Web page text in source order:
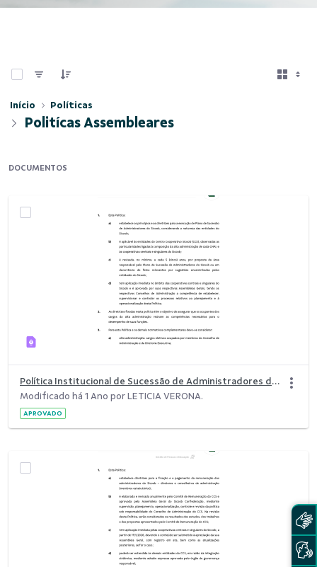
Início Políticas
Politícas Assembleares
DOCUMENTOS
Política Institucional de Sucessão de Administradores do Sicoob.pdf
Modificado há 1 Ano por LETICIA VERONA.
APROVADO